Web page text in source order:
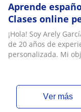
Aprende
Clases online
niveles
¡Hola! Soy Arely
de 20 años de
personalizada. Mi
ver más